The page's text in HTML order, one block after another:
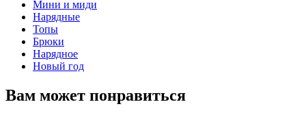
Мини и миди
Нарядные
Топы
Брюки
Нарядное
Новый год
Вам может понравиться